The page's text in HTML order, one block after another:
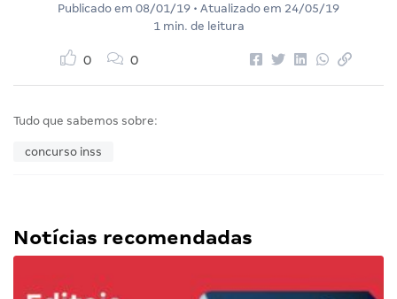
Publicado em 08/01/19 • Atualizado em 24/05/19
1 min. de leitura
0 0
Tudo que sabemos sobre:
concurso inss
Notícias recomendadas